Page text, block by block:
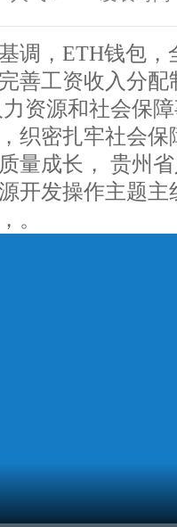
调，ETH钱包，
善工资收入分配
资源和社会保
织密扎牢社会保
量成长， 贵州
开发操作主题
。